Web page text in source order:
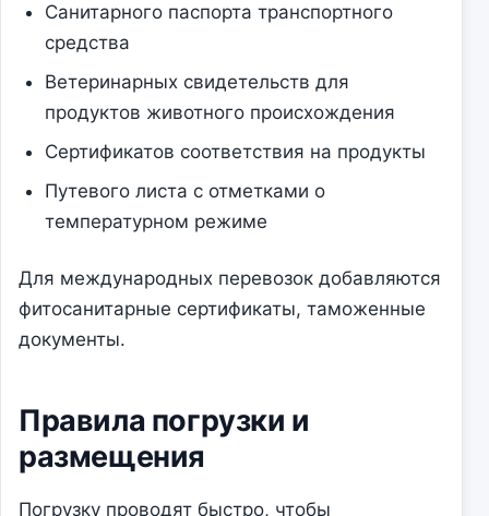
Санитарного паспорта транспортного
средства
Ветеринарных свидетельств для
продуктов животного происхождения
Сертификатов соответствия на продукты
Путевого листа с отметками о
температурном режиме
Для международных перевозок добавляются
фитосанитарные сертификаты, таможенные
документы.
Правила погрузки и
размещения
Погрузку проводят быстро, чтобы